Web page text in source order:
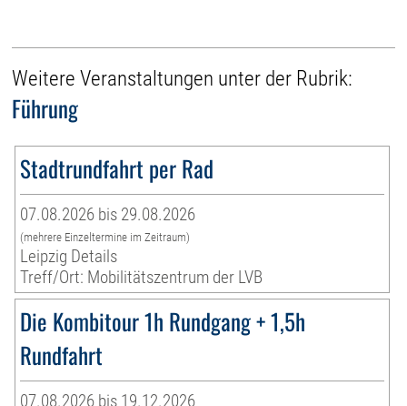
Weitere Veranstaltungen unter der Rubrik:
Führung
Stadtrundfahrt per Rad
07.08.2026 bis 29.08.2026
(mehrere Einzeltermine im Zeitraum)
Leipzig Details
Treff/Ort: Mobilitätszentrum der LVB
Die Kombitour 1h Rundgang + 1,5h
Rundfahrt
07.08.2026 bis 19.12.2026